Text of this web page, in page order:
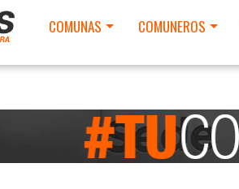
COMUNAS COMUNEROS